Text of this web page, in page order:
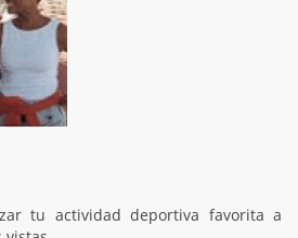
tu actividad deportiva favorita a